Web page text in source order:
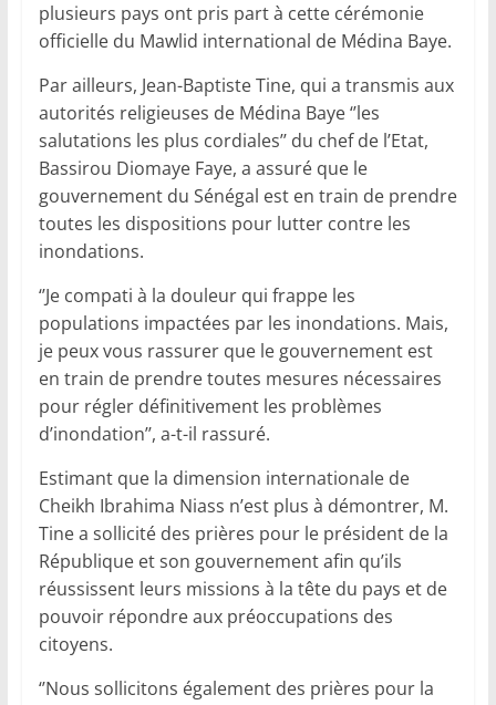
plusieurs pays ont pris part à cette cérémonie
officielle du Mawlid international de Médina Baye.
Par ailleurs, Jean-Baptiste Tine, qui a transmis aux
autorités religieuses de Médina Baye ‘’les
salutations les plus cordiales’’ du chef de l’Etat,
Bassirou Diomaye Faye, a assuré que le
gouvernement du Sénégal est en train de prendre
toutes les dispositions pour lutter contre les
inondations.
‘’Je compati à la douleur qui frappe les
populations impactées par les inondations. Mais,
je peux vous rassurer que le gouvernement est
en train de prendre toutes mesures nécessaires
pour régler définitivement les problèmes
d’inondation’’, a-t-il rassuré.
Estimant que la dimension internationale de
Cheikh Ibrahima Niass n’est plus à démontrer, M.
Tine a sollicité des prières pour le président de la
République et son gouvernement afin qu’ils
réussissent leurs missions à la tête du pays et de
pouvoir répondre aux préoccupations des
citoyens.
‘’Nous sollicitons également des prières pour la